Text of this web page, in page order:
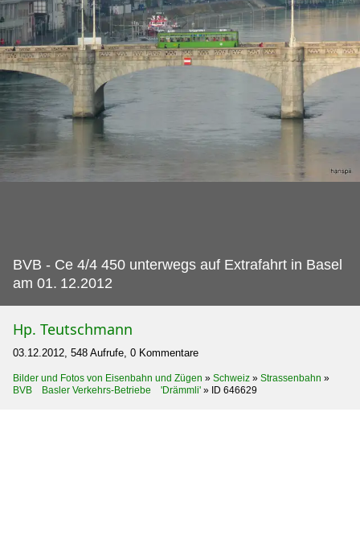
BVB - Ce 4/4 450 unterwegs auf Extrafahrt in Basel
am 01. 12.2012
Hp. Teutschmann
03.12.2012, 548 Aufrufe, 0 Kommentare
Bilder und Fotos von Eisenbahn und Zügen » Schweiz » Strassenbahn »
BVB Basler Verkehrs-Betriebe 'Drämmli' » ID 646629